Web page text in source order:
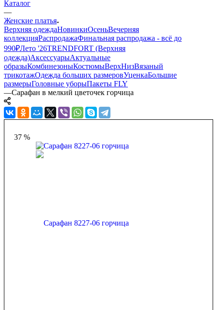
Каталог
—
Женские платья
Верхняя одеждаНовинкиОсеньВечерняя
коллекцияРаспродажаФинальная распродажа - всё до
990₽Лето '26TRENDFORT (Верхняя
одежда)АксессуарыАктуальные
образыКомбинезоныКостюмыВерхНизВязаный
трикотажОдежда больших размеровУценкаБольшие
размерыГоловные уборыПакеты FLY
—Сарафан в мелкий цветочек горчица
37 %